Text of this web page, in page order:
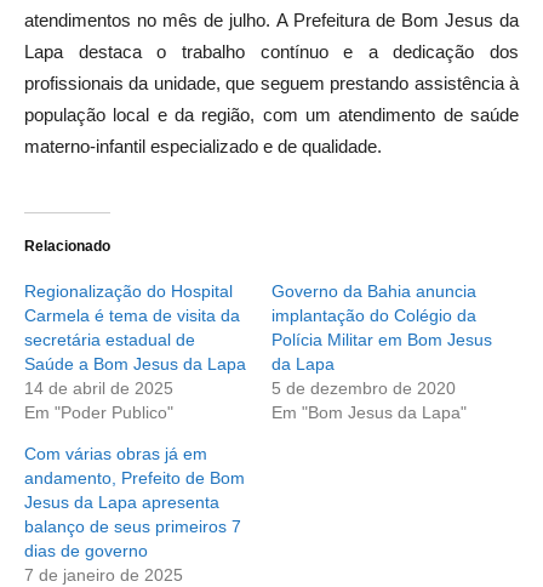
atendimentos no mês de julho. A Prefeitura de Bom Jesus da
Lapa destaca o trabalho contínuo e a dedicação dos
profissionais da unidade, que seguem prestando assistência à
população local e da região, com um atendimento de saúde
materno-infantil especializado e de qualidade.
Relacionado
Regionalização do Hospital
Carmela é tema de visita da
secretária estadual de
Saúde a Bom Jesus da Lapa
14 de abril de 2025
Em "Poder Publico"
Governo da Bahia anuncia
implantação do Colégio da
Polícia Militar em Bom Jesus
da Lapa
5 de dezembro de 2020
Em "Bom Jesus da Lapa"
Com várias obras já em
andamento, Prefeito de Bom
Jesus da Lapa apresenta
balanço de seus primeiros 7
dias de governo
7 de janeiro de 2025